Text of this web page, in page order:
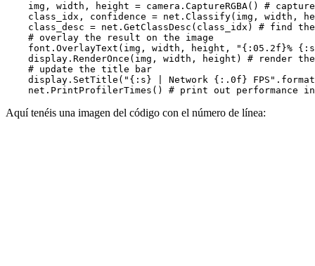
img, width, height = camera.CaptureRGBA() #
class_idx, confidence = net.Classify(img, width,
class_desc = net.GetClassDesc(class_idx) # find
    # overlay the result on the image
font.OverlayText(img, width, height, "{:05.2f}%
display.RenderOnce(img, width, height) # render
    # update the title bar
display.SetTitle("{:s} | Network {:.0f}
Aquí tenéis una imagen del código con el número de línea: